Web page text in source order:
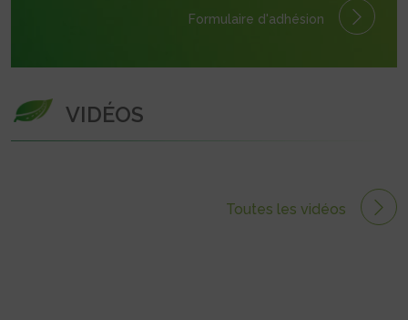
Formulaire d'adhésion
VIDÉOS
Toutes les vidéos